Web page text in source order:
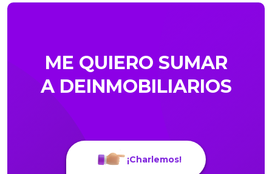
ME QUIERO SUMAR
A DEINMOBILIARIOS
¡Charlemos!